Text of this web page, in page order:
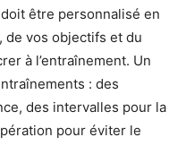
être personnalisé en
de vos objectifs et du
à l’entraînement. Un
: des
des intervalles pour la
pour éviter le